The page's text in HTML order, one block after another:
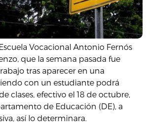
Vocacional Antonio Fernós
que la semana pasada fue
tras aparecer en una
con un estudiante podrá
clases, efectivo el 18 de octubre,
de Educación (DE), a
así lo determinara.